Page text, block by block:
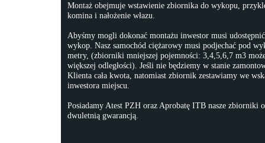
Montaż obejmuje wstawienie zbiornika do wykopu,
komina i nałożenie włazu.
Abyśmy mogli dokonać montażu inwestor musi
wykop. Nasz samochód ciężarowy musi podjechać pod
metry, (zbiorniki mniejszej pojemności: 3,4,5,6,7 m3
większej odległości). Jeśli nie będziemy w stanie
Klienta cała kwota, natomiast zbiornik zestawiamy we
inwestora miejscu.
Posiadamy Atest PZH oraz Aprobatę ITB nasze zbiorniki
dwuletnią gwarancją.